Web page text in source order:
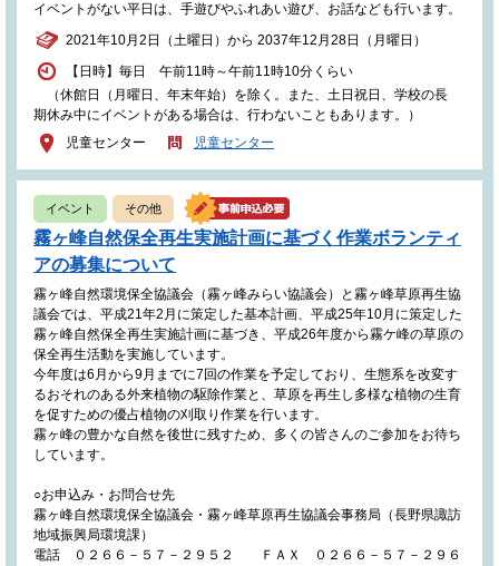
イベントがない平日は、手遊びやふれあい遊び、お話なども行います。
2021年10月2日（土曜日）から 2037年12月28日（月曜日）
【日時】毎日 午前11時～午前11時10分くらい
（休館日（月曜日、年末年始）を除く。また、土日祝日、学校の長
期休み中にイベントがある場合は、行わないこともあります。）
児童センター
児童センター
イベント その他
霧ヶ峰自然保全再生実施計画に基づく作業ボランティ
アの募集について
霧ヶ峰自然環境保全協議会（霧ヶ峰みらい協議会）と霧ヶ峰草原再生協
議会では、平成21年2月に策定した基本計画、平成25年10月に策定した
霧ヶ峰自然保全再生実施計画に基づき、平成26年度から霧ケ峰の草原の
保全再生活動を実施しています。
今年度は6月から9月までに7回の作業を予定しており、生態系を改変す
るおそれのある外来植物の駆除作業と、草原を再生し多様な植物の生育
を促すための優占植物の刈取り作業を行います。
霧ヶ峰の豊かな自然を後世に残すため、多くの皆さんのご参加をお待ち
しています。
○お申込み・お問合せ先
霧ヶ峰自然環境保全協議会・霧ヶ峰草原再生協議会事務局（長野県諏訪
地域振興局環境課）
電話 ０２６６－５７－２９５２ ＦＡＸ ０２６６－５７－２９６